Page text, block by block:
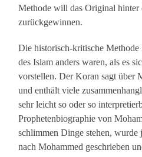
Methode will das Original hinter
zurückgewinnen.
Die historisch-kritische Methode
des Islam anders waren, als es
vorstellen. Der Koran sagt über
und enthält viele
sehr leicht so oder so
Prophetenbiographie von
schlimmen Dinge stehen, wurde
nach Mohammed geschrieben